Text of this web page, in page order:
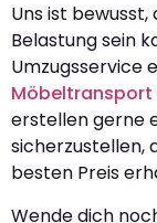
Uns ist bewusst,
Belastung sein
Umzugsservice
Möbeltransport
erstellen gerne
sicherzustellen,
besten Preis
Wende dich